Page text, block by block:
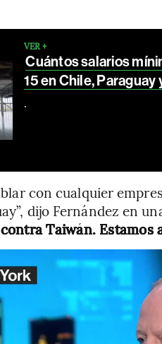
VER +
Cuántos salarios
15 en Chile, Paraguay
.
con cualquier
dijo Fernández en
Taiwán. Estamos